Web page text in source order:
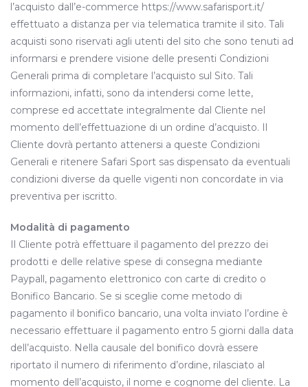
l’acquisto dall’e-commerce https://www.safarisport.it/
effettuato a distanza per via telematica tramite il sito. Tali
acquisti sono riservati agli utenti del sito che sono tenuti ad
informarsi e prendere visione delle presenti Condizioni
Generali prima di completare l’acquisto sul Sito. Tali
informazioni, infatti, sono da intendersi come lette,
comprese ed accettate integralmente dal Cliente nel
momento dell’effettuazione di un ordine d’acquisto. Il
Cliente dovrà pertanto attenersi a queste Condizioni
Generali e ritenere Safari Sport sas dispensato da eventuali
condizioni diverse da quelle vigenti non concordate in via
preventiva per iscritto.
Modalità di pagamento
Il Cliente potrà effettuare il pagamento del prezzo dei
prodotti e delle relative spese di consegna mediante
Paypall, pagamento elettronico con carte di credito o
Bonifico Bancario. Se si sceglie come metodo di
pagamento il bonifico bancario, una volta inviato l’ordine è
necessario effettuare il pagamento entro 5 giorni dalla data
dell’acquisto. Nella causale del bonifico dovrà essere
riportato il numero di riferimento d’ordine, rilasciato al
momento dell’acquisto, il nome e cognome del cliente. La